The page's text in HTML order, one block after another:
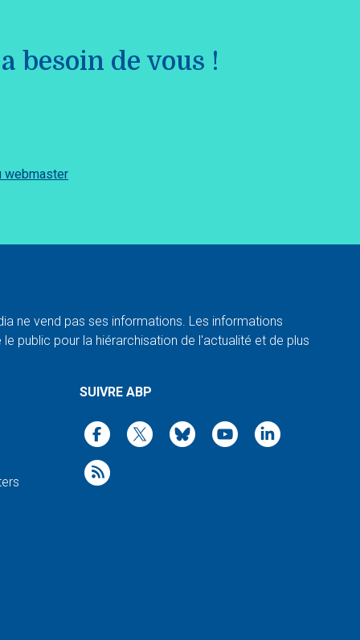
besoin de vous !
webmaster
ne vend pas ses informations. Les informations
public pour la hiérarchisation de l'actualité et de plus
SUIVRE ABP